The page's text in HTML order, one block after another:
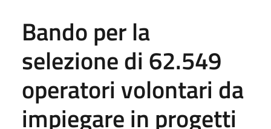
Bando per la
selezione di 62.549
operatori volontari da
impiegare in progetti